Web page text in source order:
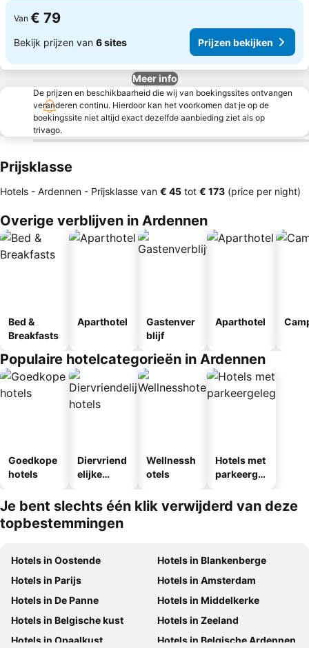
Van € 79
Bekijk prijzen van 6 sites Prijzen bekijken
Meer info
De prijzen en beschikbaarheid die wij van boekingssites ontvangen
veranderen continu. Hierdoor kan het voorkomen dat je op de
boekingssite niet altijd exact dezelfde aanbieding ziet als op
trivago.
Prijsklasse
Hotels - Ardennen - Prijsklasse van ‎€ 45 tot ‎€ 173 (price per night)
Overige verblijven in Ardennen
Bed &
Breakfasts
Aparthotel
Gastenver
blijf
Aparthotel
Populaire hotelcategorieën in Ardennen
Goedkope
hotels
Diervriend
elijke
Wellnessh
otels
Hotels met
parkeergel
Je bent slechts één klik verwijderd van deze
topbestemmingen
Hotels in Oostende
Hotels in Blankenberge
Hotels in Parijs
Hotels in Amsterdam
Hotels in De Panne
Hotels in Middelkerke
Hotels in Belgische kust
Hotels in Zeeland
Hotels in Opaalkust
Hotels in Belgische Ardennen